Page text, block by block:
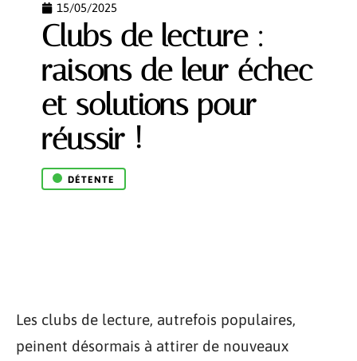
15/05/2025
Clubs de lecture :
raisons de leur échec
et solutions pour
réussir !
DÉTENTE
Les clubs de lecture, autrefois populaires,
peinent désormais à attirer de nouveaux